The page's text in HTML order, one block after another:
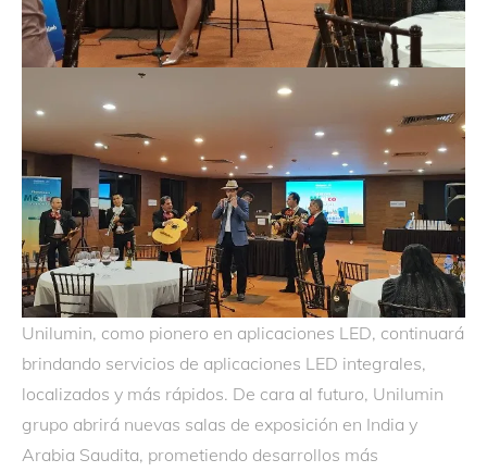
Unilumin, como pionero en aplicaciones LED, continuará
brindando servicios de aplicaciones LED integrales,
localizados y más rápidos. De cara al futuro, Unilumin
grupo abrirá nuevas salas de exposición en India y
Arabia Saudita, prometiendo desarrollos más